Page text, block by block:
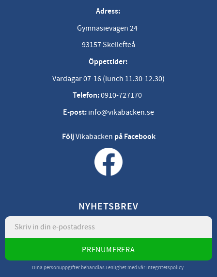
Adress:
Gymnasievägen 24
93157 Skellefteå
Öppettider:
Vardagar 07-16 (lunch 11.30-12.30)
Telefon:0910-727170
E-post: info@vikabacken.se
FöljVikabacken på Facebook
NYHETSBREV
PRENUMERERA
Dina personuppgifter behandlas i enlighet med vår integritetspolicy.